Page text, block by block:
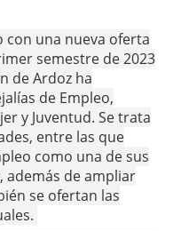
con una nueva oferta
semestre de 2023
de Ardoz ha
de Empleo,
y Juventud. Se trata
entre las que
como una de sus
además de ampliar
se ofertan las